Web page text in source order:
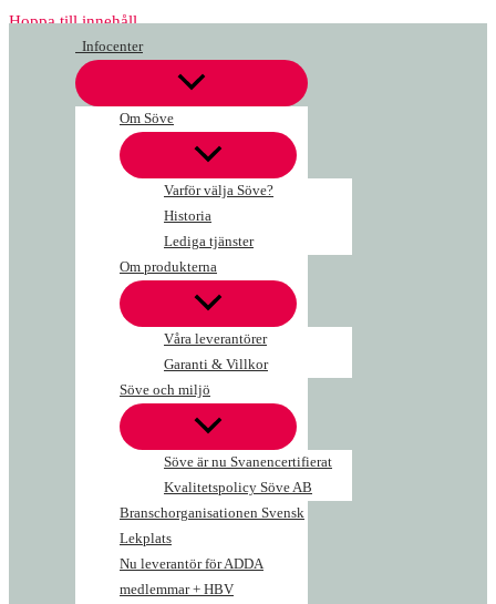
Hoppa till innehåll
Infocenter
Om Söve
Varför välja Söve?
Historia
Lediga tjänster
Om produkterna
Våra leverantörer
Garanti & Villkor
Söve och miljö
Söve är nu Svanencertifierat
Kvalitetspolicy Söve AB
Branschorganisationen Svensk
Lekplats
Nu leverantör för ADDA
medlemmar + HBV